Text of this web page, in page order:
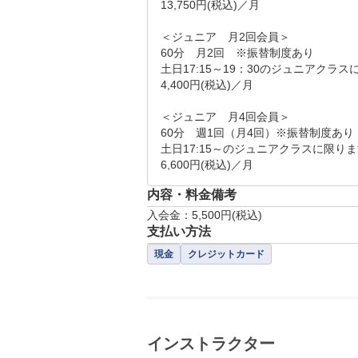
13,750円(税込)／月
＜ジュニア　月2回会員＞
60分　月2回　※振替制度あり
土日17:15～19：30のジュニアクラス
4,400円(税込)／月
＜ジュニア　月4回会員＞
60分　週1回（月4回）※振替制度あり
土日17:15～のジュニアクラスに限り
6,600円(税込)／月
内容・料金備考
入会金：5,500円(税込)
支払い方法
現金 クレジットカード
インストラクター